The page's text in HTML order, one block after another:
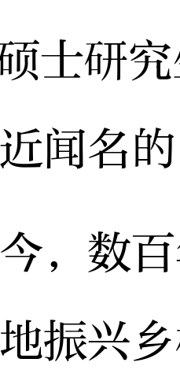
士研
闻名
数百
振兴